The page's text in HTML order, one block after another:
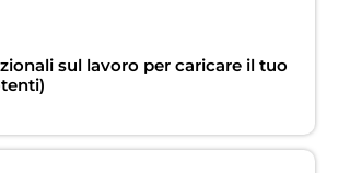
sul lavoro per caricare il tuo